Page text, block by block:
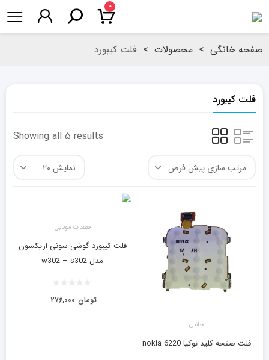
۰
صفحه خانگی > محصولات > فلت کیبورد
فلت کیبورد
Showing all ۵ results
جانبی
فلت صفحه کلید نوکیا nokia 6220
قطعات موبایل
فلت کیبورد گوشی سونی اریکسون
مدل w302 – s302
۲۷۶,۰۰۰ تومان